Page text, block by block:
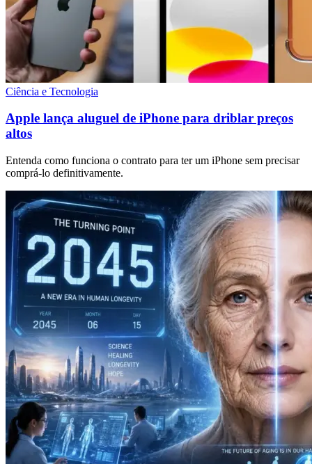
Ciência e Tecnologia
Apple lança aluguel de iPhone para driblar preços
altos
Entenda como funciona o contrato para ter um iPhone sem precisar
comprá-lo definitivamente.